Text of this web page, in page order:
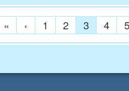
« ‹ 1 2 3 4 5